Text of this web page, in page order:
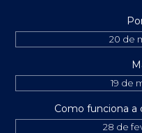
20 de
19 de
Como funciona a
28 de